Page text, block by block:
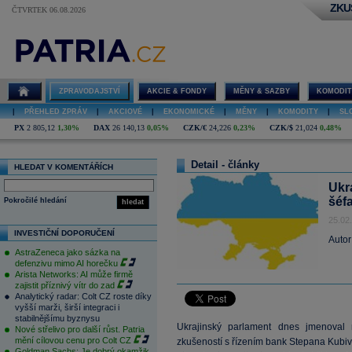
ČTVRTEK 06.08.2026
ZPRAVODAJSTVÍ AKCIE & FONDY MĚNY & SAZBY
PŘEHLED ZPRÁV AKCIOVÉ EKONOMICKÉ MĚNY KOMODITY
PX 2 805,12 1,30% DAX 26 140,13 0,05% CZK/€ 24,226 0,23% CZK/$ 21,024 0,48%
HLEDAT V KOMENTÁŘÍCH
hledat
Pokročilé hledání
INVESTIČNÍ DOPORUČENÍ
AstraZeneca jako sázka na
defenzivu mimo AI horečku
Arista Networks: AI může firmě
zajistit příznivý vítr do zad
Analytický radar: Colt CZ roste díky
vyšší marži, širší integraci i
stabilnějšímu byznysu
Nové střelivo pro další růst. Patria
mění cílovou cenu pro Colt CZ
Detail - články
Ukrajinský parlament dnes
zkušeností s řízením bank Stepana